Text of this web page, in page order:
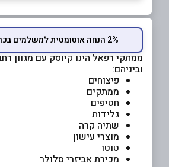
2% הנחה אוטומטית למשלמים בכרטיס המועדון
ממתקי רפאל הינו קיוסק עם מגוון
וביניהם:
פיצוחים
ממתקים
חטיפים
גלידות
שתיה קרה
מוצרי עישון
טוטו
מכירת אביזרי סלולר